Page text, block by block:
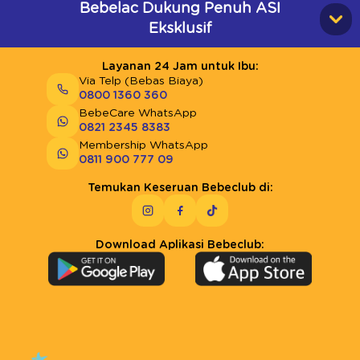
Bebelac Dukung Penuh ASI
Eksklusif
Layanan 24 Jam untuk Ibu:
Via Telp (Bebas Biaya)
0800 1360 360
BebeCare WhatsApp
0821 2345 8383
Membership WhatsApp
0811 900 777 09
Temukan Keseruan Bebeclub di:
Download Aplikasi Bebeclub: